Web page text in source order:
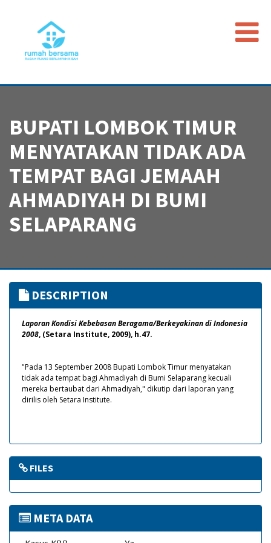
Beranda
Peristiwa
Timeline
Regulasi
BUPATI LOMBOK TIMUR
MENYATAKAN TIDAK ADA
TEMPAT BAGI JEMAAH
AHMADIYAH DI BUMI
SELAPARANG
DESCRIPTION
Laporan Kondisi Kebebasan Beragama/Berkeyakinan di Indonesia
2008, (Setara Institute, 2009), h.47.
"Pada 13 September 2008 Bupati Lombok Timur menyatakan
tidak ada tempat bagi Ahmadiyah di Bumi Selaparang kecuali
mereka bertaubat dari Ahmadiyah," dikutip dari laporan yang
dirilis oleh Setara Institute.
FILES
META DATA